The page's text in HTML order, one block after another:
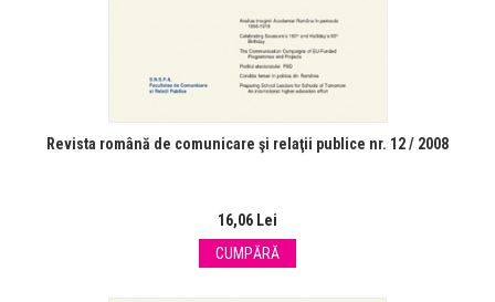
Revista română de comunicare şi relaţii publice nr. 12 / 2008
16,06 Lei
CUMPĂRĂ